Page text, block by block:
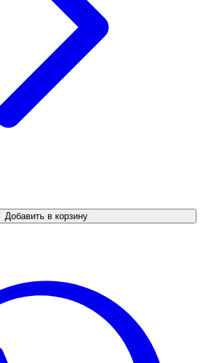
Добавить в корзину